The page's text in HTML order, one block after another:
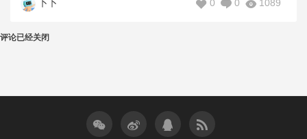
卜卜 1089
0
0
评论已经关闭